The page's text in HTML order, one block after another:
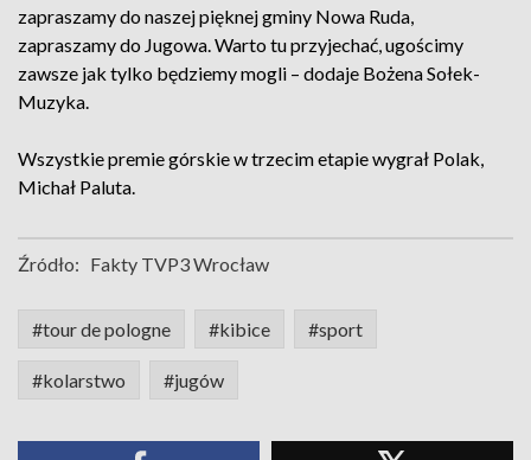
zapraszamy do naszej pięknej gminy Nowa Ruda,
zapraszamy do Jugowa. Warto tu przyjechać, ugościmy
zawsze jak tylko będziemy mogli – dodaje Bożena Sołek-
Muzyka.
Wszystkie premie górskie w trzecim etapie wygrał Polak,
Michał Paluta.
Źródło: Fakty TVP3 Wrocław
#tour de pologne #kibice #sport
#kolarstwo #jugów